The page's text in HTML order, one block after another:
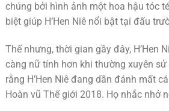
chúng bởi hình ảnh một hoa hậu tóc
biệt giúp H’Hen Niê nổi bật tại đấu
Thế nhưng, thời gian gầy đây, H’Hen
càng nữ tính hơn khi thường xuyên
rằng H’Hen Niê đang dần đánh mất
Hoàn vũ Thế giới 2018. Họ nhắc nhở